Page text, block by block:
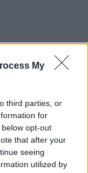
My
third parties, or
for
opt-out
that after your
seeing
utilized by